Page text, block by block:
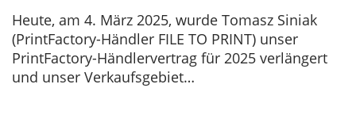
s
t
e
d
2
5
-
0
Heute, am 4. März 2025, wurde Tomasz Siniak
(PrintFactory-Händler FILE TO PRINT) unser
PrintFactory-Händlervertrag für 2025 verlängert
und unser Verkaufsgebiet…